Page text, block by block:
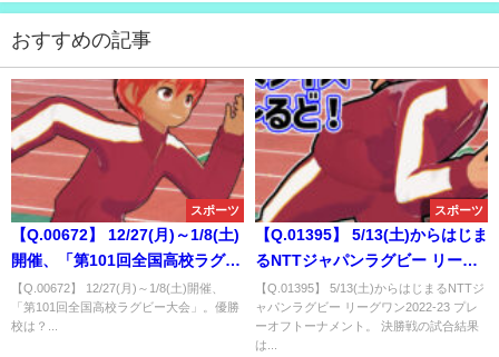
おすすめの記事
スポーツ
【Q.00672】 12/27(月)～1/8(土)
開催、「第101回全国高校ラグビ
ー大会」。優勝校は？
【Q.00672】 12/27(月)～1/8(土)開催、
「第101回全国高校ラグビー大会」。優勝
校は？...
スポーツ
【Q.01395】 5/13(土)からはじま
るNTTジャパンラグビー リーグ
ワン2022-23 プレーオフトーナ
メント。 決勝戦の試合結果は？
【Q.01395】 5/13(土)からはじまるNTTジ
ャパンラグビー リーグワン2022-23 プレ
ーオフトーナメント。 決勝戦の試合結果
は...